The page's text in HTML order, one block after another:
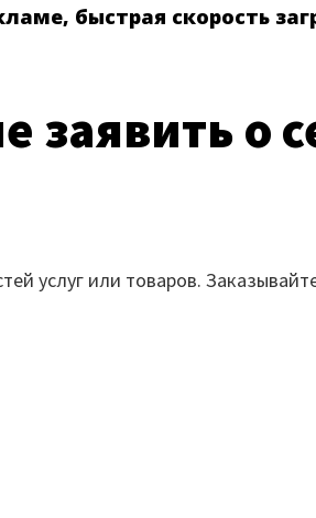
быстрая скорость
о
услуг или товаров.